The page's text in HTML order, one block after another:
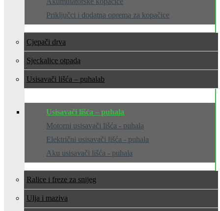
Priključci i dodatna oprema za kopačice
Cjepači drva
Sjeckalice otpada
Usisavači lišća – puhala
Usisavači lišća – puhala
Motorni usisavači lišća - puhala
Električni usisavači lišća - puhala
Aku usisavači lišća - puhala
Ralice i freze za snijeg
Ulja i maziva